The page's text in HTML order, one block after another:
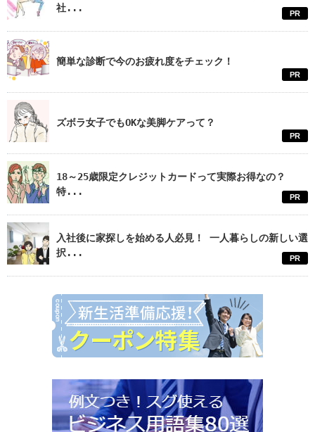
社...
PR
簡単な診断で今のお疲れ度をチェック！
PR
ズボラ女子でもOKな美脚ケアって？
PR
18～25歳限定クレジットカードって実際お得なの？
特...
PR
入社後に家探しを始める人必見！ 一人暮らしの新しい選
択...
PR